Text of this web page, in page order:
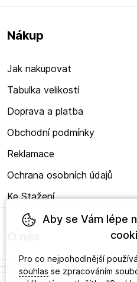
Nákup
Jak nakupovat
Tabulka velikostí
Doprava a platba
Obchodní podmínky
Reklamace
Ochrana osobních údajů
Ke Stažení
Aby se Vám lépe
Pro co nejpohodlnější
souhlas se zpracováním